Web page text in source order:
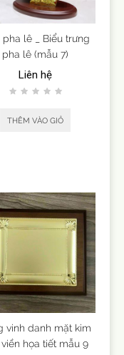
lê _ Biểu trưng
pha lê (mẫu 7)
Liên hệ
THÊM VÀO GIỎ
vinh danh mặt kim
họa tiết mẫu 9